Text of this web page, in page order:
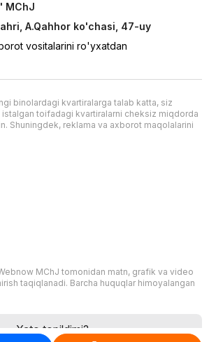
MChJ
A.Qahhor ko'chasi, 47-uy
vositalarini ro'yxatdan
binolardagi kvartiralarga talab katta, siz
toifadagi kvartiralarni cheksiz miqdorda
Shuningdek, reklama va axborot maqolalarini
MChJ tomonidan matn, grafik va video
taqiqlanadi. Barcha huquqlar himoyalangan
Xato topildimi?